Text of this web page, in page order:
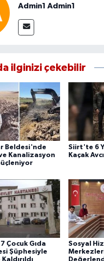
Admin1 Admin1
ilginizi çekebilir
Beldesi'nde
Kanalizasyon
Siirt'te 6
Kaçak
Çocuk Gıda
Şüphesiyle
Sosyal